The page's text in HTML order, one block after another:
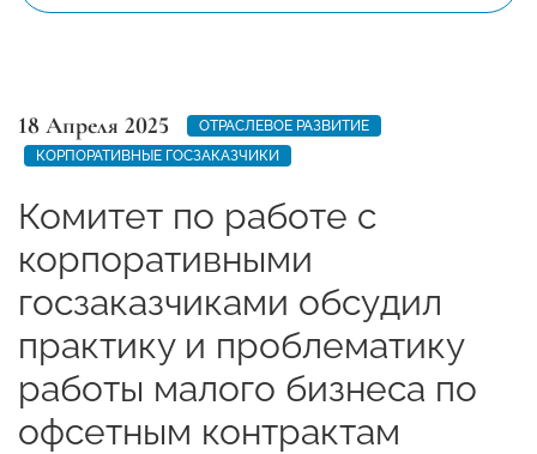
18 Апреля 2025
ОТРАСЛЕВОЕ РАЗВИТИЕ
КОРПОРАТИВНЫЕ ГОСЗАКАЗЧИКИ
Комитет по работе с
корпоративными
госзаказчиками обсудил
практику и проблематику
работы малого бизнеса по
офсетным контрактам